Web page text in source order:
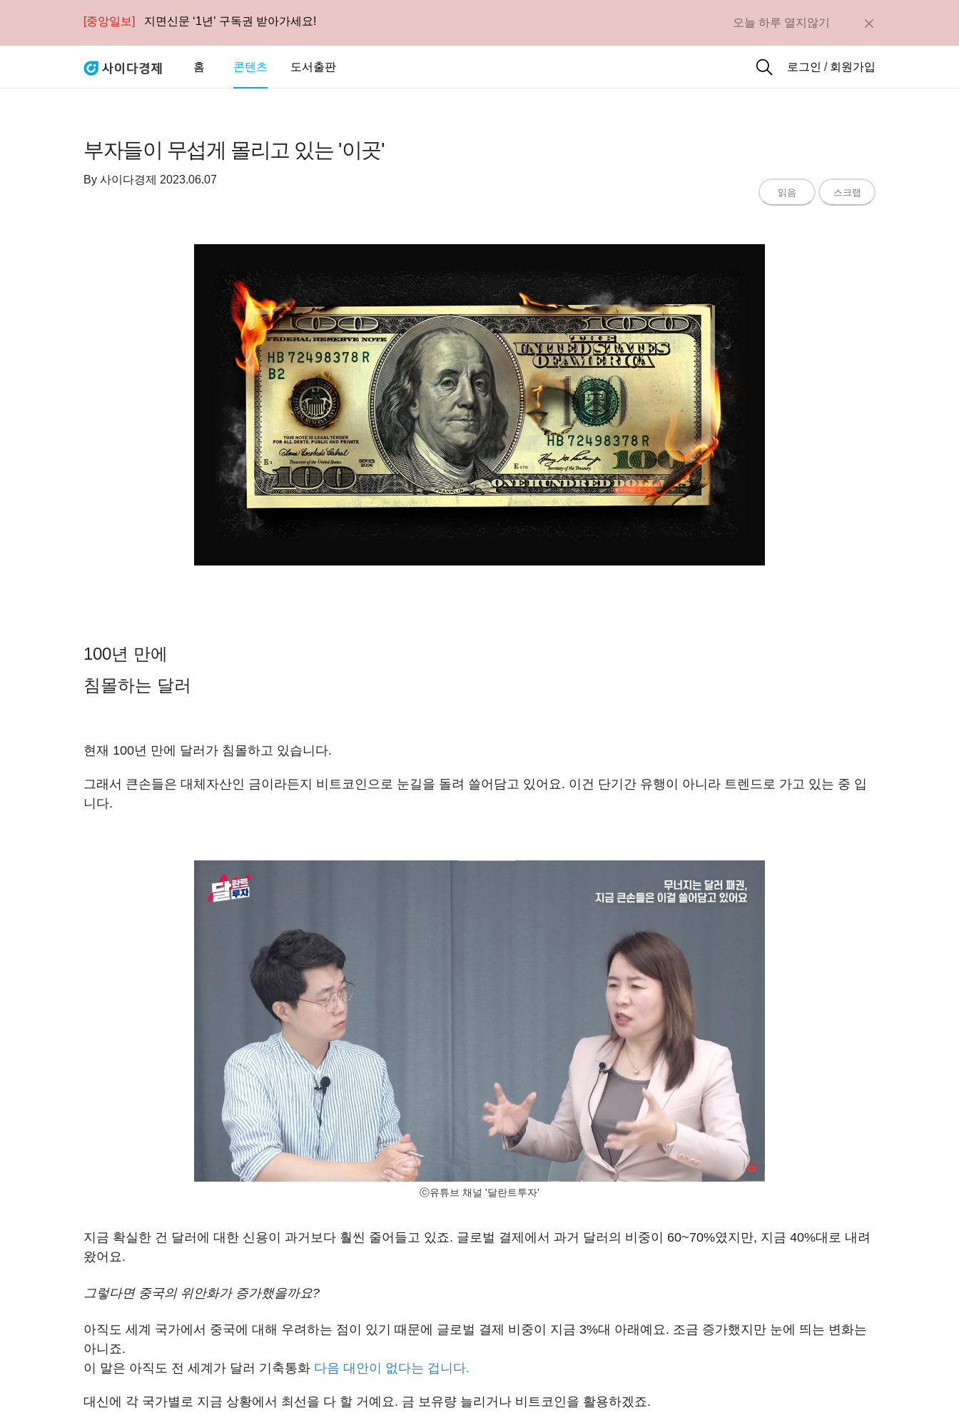
[중앙일보] 지면신문 ‘1년’ 구독권 받아가세요! 오늘 하루 열지않기
홈 콘텐츠 도서출판 로그인 / 회원가입
부자들이 무섭게 몰리고 있는 '이곳'
By 사이다경제 2023.06.07
읽음 스크랩
100년 만에
침몰하는 달러
현재 100년 만에 달러가 침몰하고 있습니다.
그래서 큰손들은 대체자산인 금이라든지 비트코인으로 눈길을 돌려 쓸어담고 있어요. 이건 단기간 유행이 아니라 트렌드로 가고 있는 중 입
니다.
ⓒ유튜브 채널 '달란트투자'
지금 확실한 건 달러에 대한 신용이 과거보다 훨씬 줄어들고 있죠. 글로벌 결제에서 과거 달러의 비중이 60~70%였지만, 지금 40%대로 내려
왔어요.
그렇다면 중국의 위안화가 증가했을까요?
아직도 세계 국가에서 중국에 대해 우려하는 점이 있기 때문에 글로벌 결제 비중이 지금 3%대 아래예요. 조금 증가했지만 눈에 띄는 변화는
아니죠.
이 말은 아직도 전 세계가 달러 기축통화 다음 대안이 없다는 겁니다.
대신에 각 국가별로 지금 상황에서 최선을 다 할 거예요. 금 보유량 늘리거나 비트코인을 활용하겠죠.